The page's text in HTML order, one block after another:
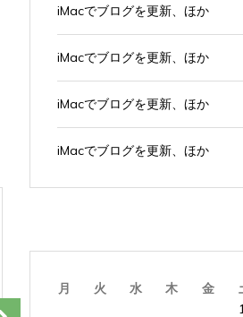
オフィスソフトを触ら
た
iMacでブログを更新、ほか
iMacでブログを更新、ほか
iMacでブログを更新、ほか
iMacでブログを更新、ほか
月 火 水 木 金